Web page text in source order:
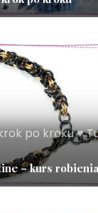
po kroku ♥
– kurs